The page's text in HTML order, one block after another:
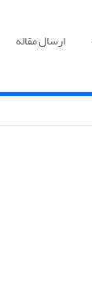
ارسال مقاله